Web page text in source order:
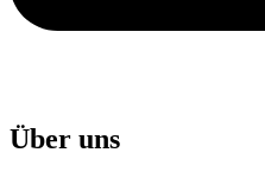
Über uns